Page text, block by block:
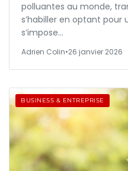
polluantes au monde,
s’habiller en optant pour
s’impose…
Adrien Colin•26 janvier 2026
BUSINESS & ENTREPRISE